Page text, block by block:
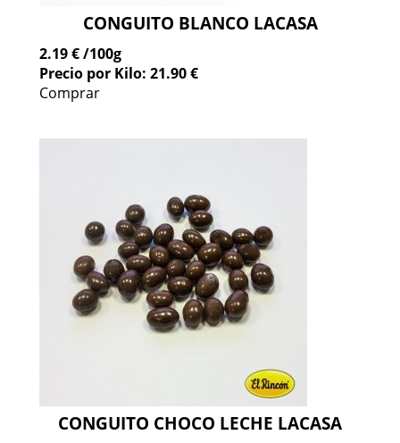
CONGUITO BLANCO LACASA
2.19 €/100g
Precio por Kilo: 21.90 €
Comprar
CONGUITO CHOCO LECHE LACASA